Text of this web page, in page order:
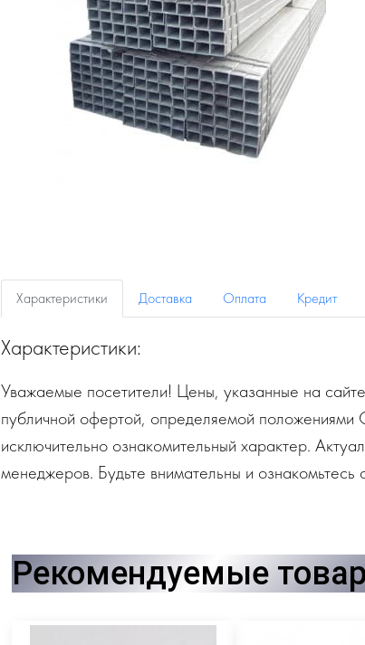
Характеристики Доставка Оплата Кредит
Характеристики:
Уважаемые посетители! Цены, указанные на
публичной офертой, определяемой
исключительно ознакомительный характер.
менеджеров. Будьте внимательны и
Рекомендуемые